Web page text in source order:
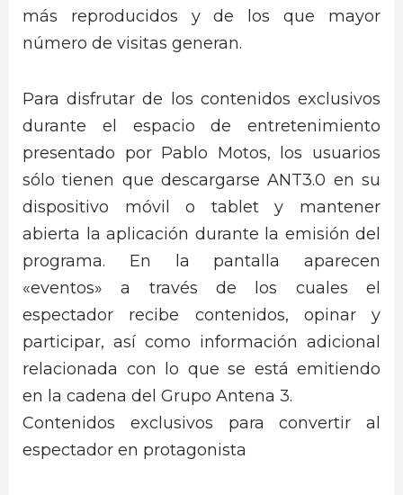
más reproducidos y de los que mayor
número de visitas generan.
Para disfrutar de los contenidos exclusivos
durante el espacio de entretenimiento
presentado por Pablo Motos, los usuarios
sólo tienen que descargarse ANT3.0 en su
dispositivo móvil o tablet y mantener
abierta la aplicación durante la emisión del
programa. En la pantalla aparecen
«eventos» a través de los cuales el
espectador recibe contenidos, opinar y
participar, así como información adicional
relacionada con lo que se está emitiendo
en la cadena del Grupo Antena 3.
Contenidos exclusivos para convertir al
espectador en protagonista